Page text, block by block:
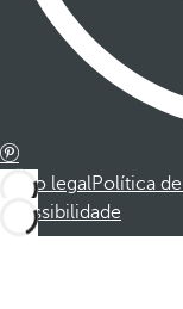
Aviso legalPolítica
Acessibilidade